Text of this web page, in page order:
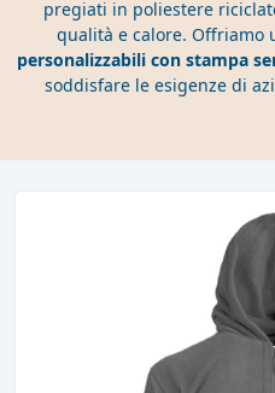
pregiati in poliestere
qualità e calore. Offriamo
personalizzabili con stampa
soddisfare le esigenze di